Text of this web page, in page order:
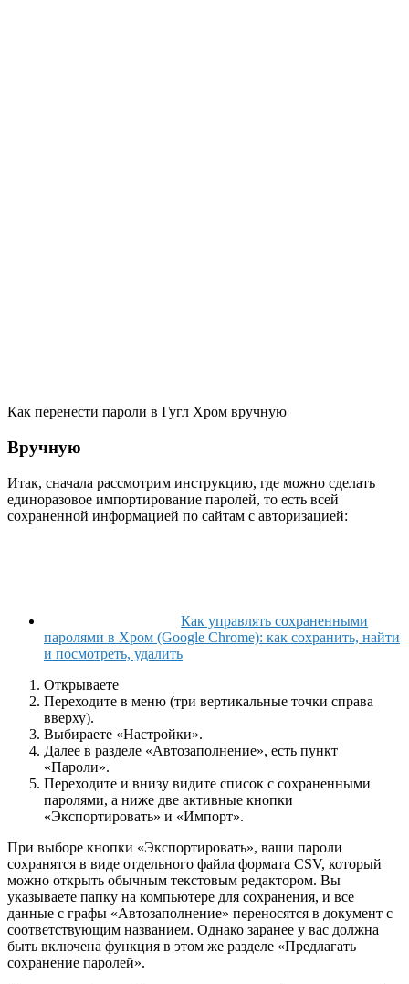
Как перенести пароли в Гугл Хром вручную
Вручную
Итак, сначала рассмотрим инструкцию, где можно сделать
единоразовое импортирование паролей, то есть всей
сохраненной информацией по сайтам с авторизацией:
Как управлять сохраненными
паролями в Хром (Google Chrome): как сохранить, найти
и посмотреть, удалить
Открываете
Переходите в меню (три вертикальные точки справа
вверху).
Выбираете «Настройки».
Далее в разделе «Автозаполнение», есть пункт
«Пароли».
Переходите и внизу видите список с сохраненными
паролями, а ниже две активные кнопки
«Экспортировать» и «Импорт».
При выборе кнопки «Экспортировать», ваши пароли
сохранятся в виде отдельного файла формата CSV, который
можно открыть обычным текстовым редактором. Вы
указываете папку на компьютере для сохранения, и все
данные с графы «Автозаполнение» переносятся в документ с
соответствующим названием. Однако заранее у вас должна
быть включена функция в этом же разделе «Предлагать
сохранение паролей».